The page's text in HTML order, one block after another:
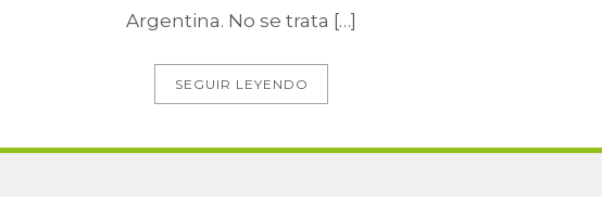
Argentina. No se trata […]
SEGUIR LEYENDO